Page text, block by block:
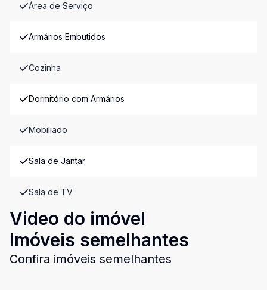
Área de Serviço
Armários Embutidos
Cozinha
Dormitório com Armários
Mobiliado
Sala de Jantar
Sala de TV
Video do imóvel
Imóveis semelhantes
Confira imóveis semelhantes